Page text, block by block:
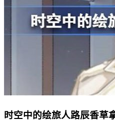
时空中的绘旅人路辰香草